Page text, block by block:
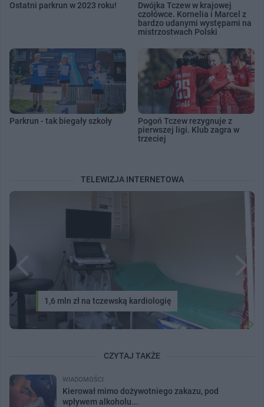
Ostatni parkrun w 2023 roku!
Dwójka Tczew w krajowej
czołówce. Kornelia i Marcel z
bardzo udanymi występami na
mistrzostwach Polski
Parkrun - tak biegały szkoły
Pogoń Tczew rezygnuje z
pierwszej ligi. Klub zagra w
trzeciej
TELEWIZJA INTERNETOWA
1,6 mln zł na tczewską kardiologię
CZYTAJ TAKŻE
WIADOMOŚCI
Kierował mimo dożywotniego zakazu, pod
wpływem alkoholu...